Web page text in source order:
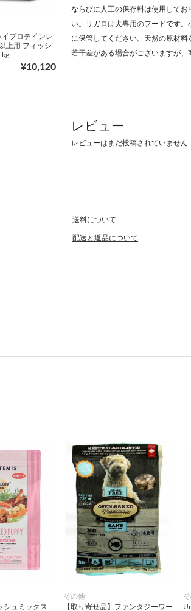
イプロテインレ
上用 フィッシ
kg
¥10,120
ならびに人工の保存料は使用して
い。リガロは犬専用のフードです
に保管してください。天然の原材
若干差がある場合がございますが、
レビュー
レビューはまだ投稿されていません
送料について
配送と返品について
シュミックス
その他
【取り寄せ品】ファンタジーワー